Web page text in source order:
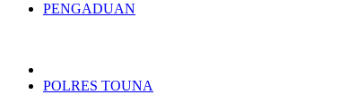
PENGADUAN
POLRES TOUNA